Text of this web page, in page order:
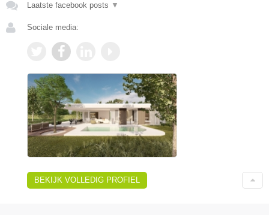
Laatste facebook posts ▼
Sociale media:
BEKIJK VOLLEDIG PROFIEL